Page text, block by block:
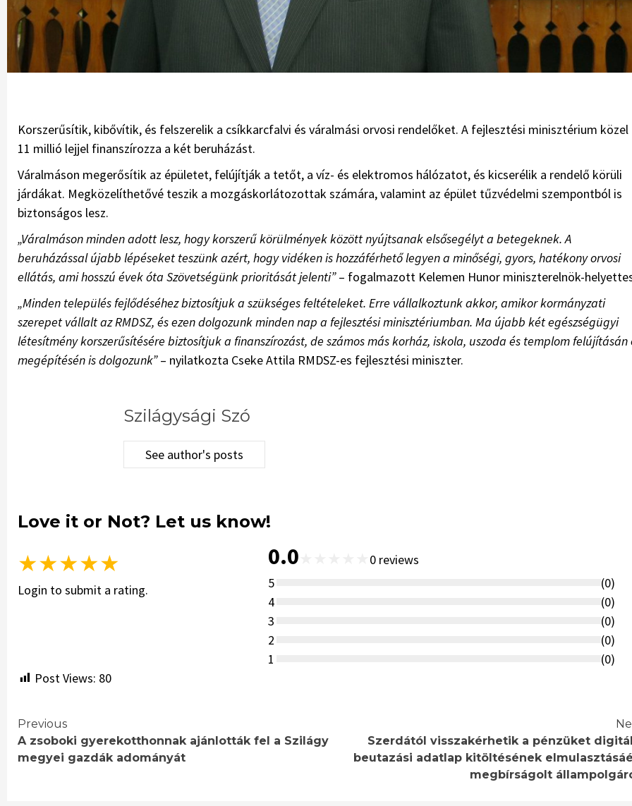
Korszerűsítik, kibővítik, és felszerelik a csíkkarcfalvi és váralmási orvosi rendelőket. A fejlesztési minisztérium közel
11 millió lejjel finanszírozza a két beruházást.
Váralmáson megerősítik az épületet, felújítják a tetőt, a víz- és elektromos hálózatot, és kicserélik a rendelő körüli
járdákat. Megközelíthetővé teszik a mozgáskorlátozottak számára, valamint az épület tűzvédelmi szempontból is
biztonságos lesz.
„Váralmáson minden adott lesz, hogy korszerű körülmények között nyújtsanak elsősegélyt a betegeknek. A
beruházással újabb lépéseket teszünk azért, hogy vidéken is hozzáférhető legyen a minőségi, gyors, hatékony orvosi
ellátás, ami hosszú évek óta Szövetségünk prioritását jelenti”– fogalmazott Kelemen Hunor miniszterelnök-
„Minden település fejlődéséhez biztosítjuk a szükséges feltételeket. Erre vállalkoztunk akkor, amikor kormányzati
szerepet vállalt az RMDSZ, és ezen dolgozunk minden nap a fejlesztési minisztériumban. Ma újabb két egészségügyi
létesítmény korszerűsítésére biztosítjuk a finanszírozást, de számos más korház, iskola, uszoda és templom felújításán
megépítésén is dolgozunk”– nyilatkozta Cseke Attila RMDSZ-es fejlesztési miniszter.
Szilágysági Szó
See author's posts
Love it or Not? Let us know!
★★★★★
Login to submit a rating.
0.0 0 reviews
5
(0)
4
(0)
3
(0)
2
(0)
1
(0)
Post Views: 80
Continue
Reading
Previous
A zsoboki gyerekotthonnak ajánlották fel a Szilágy
megyei gazdák adományát
Szerdától visszakérhetik a pénzüket
beutazási adatlap kitöltésének
megbírságolt